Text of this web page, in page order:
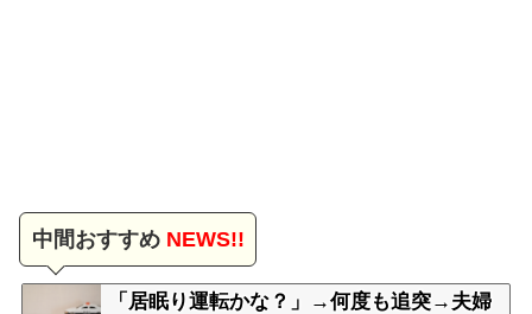
中間おすすめNEWS!!
「居眠り運転かな？」→何度も追突→夫婦